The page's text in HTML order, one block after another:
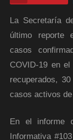
La Secretaría
último reporte
casos
COVID-19 en
recuperados,
casos activos
En el informe
Informativa